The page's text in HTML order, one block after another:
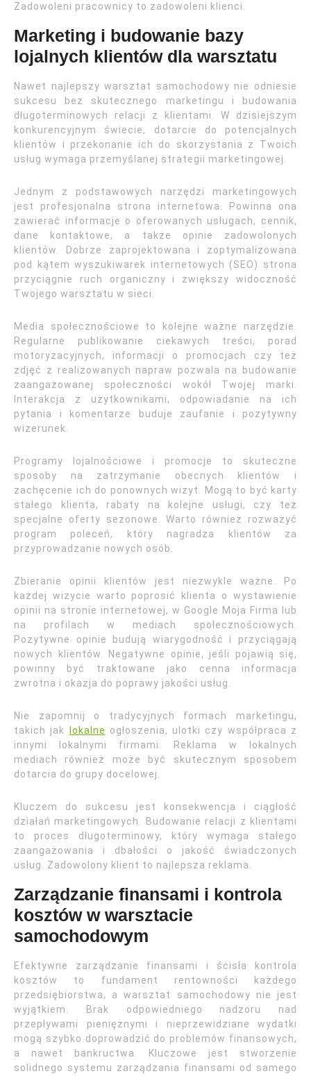
Zadowoleni pracownicy to zadowoleni klienci.
Marketing i budowanie bazy
lojalnych klientów dla warsztatu
Nawet najlepszy warsztat samochodowy nie odniesie
sukcesu bez skutecznego marketingu i budowania
długoterminowych relacji z klientami. W dzisiejszym
konkurencyjnym świecie, dotarcie do potencjalnych
klientów i przekonanie ich do skorzystania z Twoich
usług wymaga przemyślanej strategii marketingowej.
Jednym z podstawowych narzędzi marketingowych
jest profesjonalna strona internetowa. Powinna ona
zawierać informacje o oferowanych usługach, cennik,
dane kontaktowe, a także opinie zadowolonych
klientów. Dobrze zaprojektowana i zoptymalizowana
pod kątem wyszukiwarek internetowych (SEO) strona
przyciągnie ruch organiczny i zwiększy widoczność
Twojego warsztatu w sieci.
Media społecznościowe to kolejne ważne narzędzie.
Regularne publikowanie ciekawych treści, porad
motoryzacyjnych, informacji o promocjach czy też
zdjęć z realizowanych napraw pozwala na budowanie
zaangażowanej społeczności wokół Twojej marki.
Interakcja z użytkownikami, odpowiadanie na ich
pytania i komentarze buduje zaufanie i pozytywny
wizerunek.
Programy lojalnościowe i promocje to skuteczne
sposoby na zatrzymanie obecnych klientów i
zachęcenie ich do ponownych wizyt. Mogą to być karty
stałego klienta, rabaty na kolejne usługi, czy też
specjalne oferty sezonowe. Warto również rozważyć
program poleceń, który nagradza klientów za
przyprowadzanie nowych osób.
Zbieranie opinii klientów jest niezwykle ważne. Po
każdej wizycie warto poprosić klienta o wystawienie
opinii na stronie internetowej, w Google Moja Firma lub
na profilach w mediach społecznościowych.
Pozytywne opinie budują wiarygodność i przyciągają
nowych klientów. Negatywne opinie, jeśli pojawią się,
powinny być traktowane jako cenna informacja
zwrotna i okazja do poprawy jakości usług.
Nie zapomnij o tradycyjnych formach marketingu,
takich jak
lokalne ogłoszenia, ulotki czy współpraca z
innymi lokalnymi firmami. Reklama w lokalnych
mediach również może być skutecznym sposobem
dotarcia do grupy docelowej.
Kluczem do sukcesu jest konsekwencja i ciągłość
działań marketingowych. Budowanie relacji z klientami
to proces długoterminowy, który wymaga stałego
zaangażowania i dbałości o jakość świadczonych
usług. Zadowolony klient to najlepsza reklama.
Zarządzanie finansami i kontrola
kosztów w warsztacie
samochodowym
Efektywne zarządzanie finansami i ścisła kontrola
kosztów to fundament rentowności każdego
przedsiębiorstwa, a warsztat samochodowy nie jest
wyjątkiem. Brak odpowiedniego nadzoru nad
przepływami pieniężnymi i nieprzewidziane wydatki
mogą szybko doprowadzić do problemów finansowych,
a nawet bankructwa. Kluczowe jest stworzenie
solidnego systemu zarządzania finansami od samego